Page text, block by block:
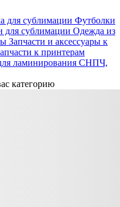
для сублимации Футболки
для сублимации Одежда из
Запчасти и аксессуары к
к принтерам
ламинирования СНПЧ,
категорию